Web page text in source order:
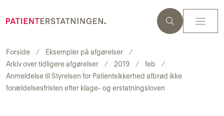
Forside
Eksempler på afgørelser
Arkiv over tidligere afgørelser
2019
feb
Anmeldelse til Styrelsen for Patientsikkerhed afbrød ikke
forældelsesfristen efter klage- og erstatningsloven